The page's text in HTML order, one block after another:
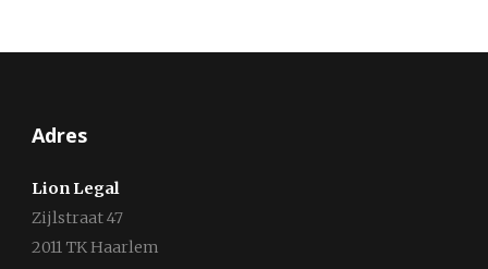
Adres
Lion Legal
Zijlstraat 47
2011 TK Haarlem